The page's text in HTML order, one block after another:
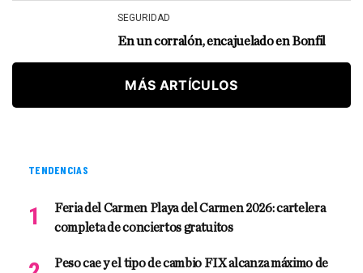
SEGURIDAD
En un corralón, encajuelado en Bonfil
MÁS ARTÍCULOS
TENDENCIAS
Feria del Carmen Playa del Carmen 2026: cartelera
completa de conciertos gratuitos
Peso cae y el tipo de cambio FIX alcanza máximo de